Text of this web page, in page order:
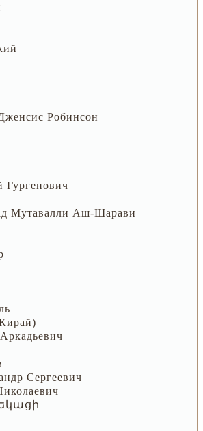
Робинсон
Мутавалли Аш-Шарави
Сергеевич